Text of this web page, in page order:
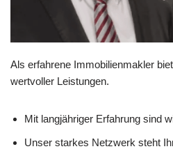
Als erfahrene Immobilienmakler
wertvoller Leistungen.
Mit langjähriger Erfahrung sind
Unser starkes Netzwerk steht